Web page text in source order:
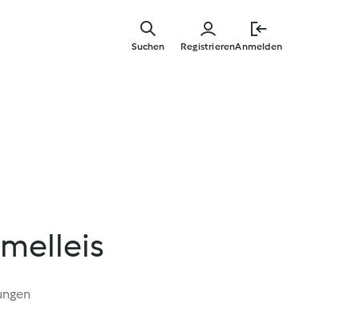
springen
RegistrierenAnmelden
Suchen